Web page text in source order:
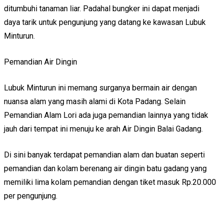
ditumbuhi tanaman liar. Padahal bungker ini dapat menjadi
daya tarik untuk pengunjung yang datang ke kawasan Lubuk
Minturun.
Pemandian Air Dingin
Lubuk Minturun ini memang surganya bermain air dengan
nuansa alam yang masih alami di Kota Padang. Selain
Pemandian Alam Lori ada juga pemandian lainnya yang tidak
jauh dari tempat ini menuju ke arah Air Dingin Balai Gadang.
Di sini banyak terdapat pemandian alam dan buatan seperti
pemandian dan kolam berenang air dingin batu gadang yang
memiliki lima kolam pemandian dengan tiket masuk Rp.20.000
per pengunjung.